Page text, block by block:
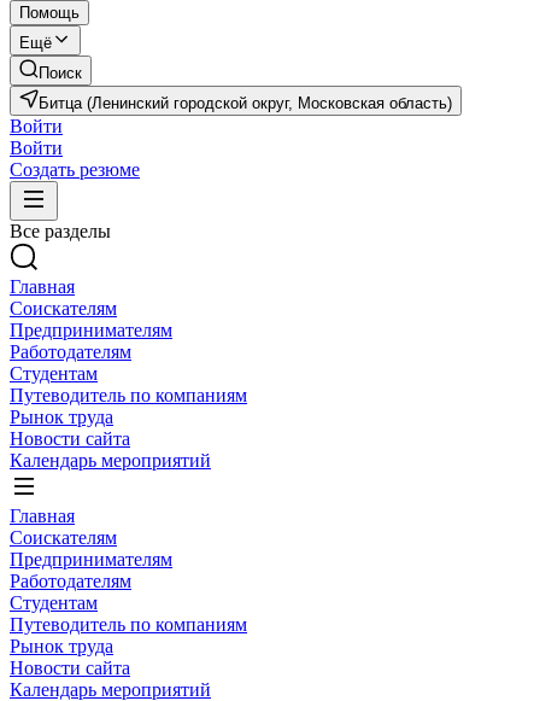
Помощь
Ещё
Поиск
Битца (Ленинский городской округ, Московская область)
Войти
Войти
Создать резюме
Все разделы
Главная
Соискателям
Предпринимателям
Работодателям
Студентам
Путеводитель по компаниям
Рынок труда
Новости сайта
Календарь мероприятий
Главная
Соискателям
Предпринимателям
Работодателям
Студентам
Путеводитель по компаниям
Рынок труда
Новости сайта
Календарь мероприятий